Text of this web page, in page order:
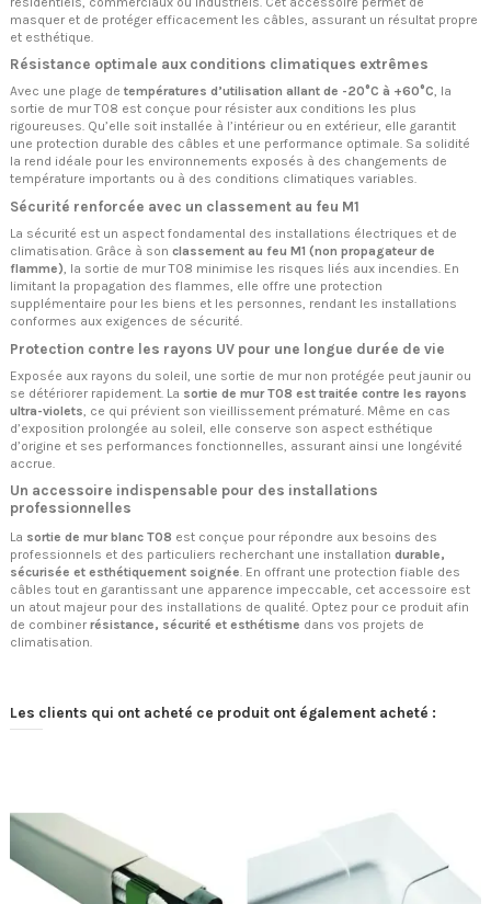
masquer et de protéger efficacement les câbles, assurant un résultat propre
et esthétique.
Résistance optimale aux conditions climatiques extrêmes
Avec une plage de températures d’utilisation allant de -20°C à +60°C, la
sortie de mur T08 est conçue pour résister aux conditions les plus
rigoureuses. Qu’elle soit installée à l’intérieur ou en extérieur, elle garantit
une protection durable des câbles et une performance optimale. Sa solidité
la rend idéale pour les environnements exposés à des changements de
température importants ou à des conditions climatiques variables.
Sécurité renforcée avec un classement au feu M1
La sécurité est un aspect fondamental des installations électriques et de
climatisation. Grâce à son classement au feu M1 (non propagateur de
flamme), la sortie de mur T08 minimise les risques liés aux incendies. En
limitant la propagation des flammes, elle offre une protection
supplémentaire pour les biens et les personnes, rendant les installations
conformes aux exigences de sécurité.
Protection contre les rayons UV pour une longue durée de vie
Exposée aux rayons du soleil, une sortie de mur non protégée peut jaunir ou
se détériorer rapidement. La sortie de mur T08 est traitée contre les rayons
ultra-violets , ce qui prévient son vieillissement prématuré. Même en cas
d’exposition prolongée au soleil, elle conserve son aspect esthétique
d’origine et ses performances fonctionnelles, assurant ainsi une longévité
accrue.
Un accessoire indispensable pour des installations
professionnelles
La sortie de mur blanc T08 est conçue pour répondre aux besoins des
professionnels et des particuliers recherchant une installation durable,
sécurisée et esthétiquement soignée . En offrant une protection fiable des
câbles tout en garantissant une apparence impeccable, cet accessoire est
un atout majeur pour des installations de qualité. Optez pour ce produit afin
de combiner résistance, sécurité et esthétisme dans vos projets de
climatisation.
Les clients qui ont acheté ce produit ont également acheté :